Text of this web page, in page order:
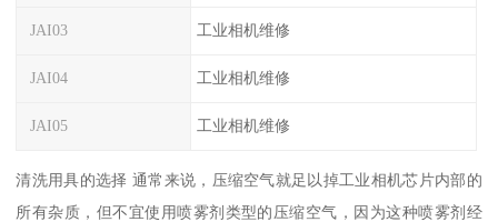
JAI03 工业相机维修
JAI04 工业相机维修
JAI05 工业相机维修
清洗用具的选择 通常来说，压缩空气就足以掉工业相机芯片内部的
所有杂质，但不宜使用喷雾剂类型的压缩空气，因为这种喷雾剂经